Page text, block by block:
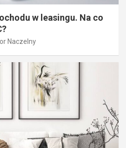
w leasingu. Na co
Naczelny